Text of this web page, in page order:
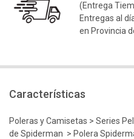
(Entrega
Entregas al
en Provincia
Características
Poleras y Camisetas > Series
de Spiderman > Polera